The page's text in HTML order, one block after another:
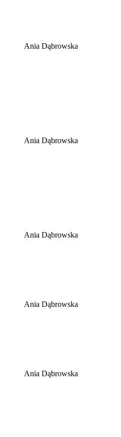
Ania Dąbrowska
Ania Dąbrowska
Ania Dąbrowska
Ania Dąbrowska
Ania Dąbrowska